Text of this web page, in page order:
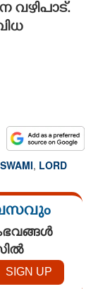
വഴിപാട്.
, LORD